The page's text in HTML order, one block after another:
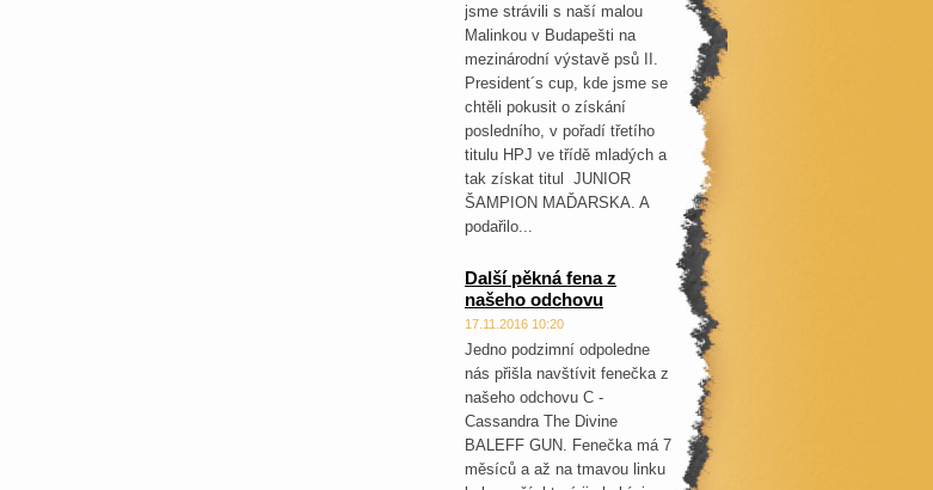
jsme strávili s naší malou
Malinkou v Budapešti na
mezinárodní výstavě psů II.
President´s cup, kde jsme se
chtěli pokusit o získání
posledního, v pořadí třetího
titulu HPJ ve třídě mladých a
tak získat titul JUNIOR
ŠAMPION MAĎARSKA. A
podařilo...
Další pěkná fena z
našeho odchovu
17.11.2016 10:20
Jedno podzimní odpoledne
nás přišla navštívit fenečka z
našeho odchovu C -
Cassandra The Divine
BALEFF GUN. Fenečka má 7
měsíců a až na tmavou linku